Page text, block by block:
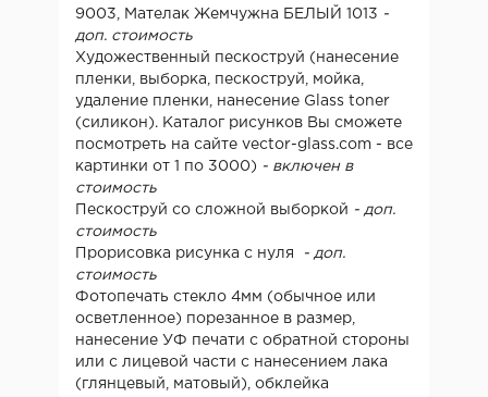
9003, Мателак Жемчужна БЕЛЫЙ 1013 -
доп. стоимость
Художественный пескоструй (нанесение
пленки, выборка, пескоструй, мойка,
удаление пленки, нанесение Glass toner
(силикон). Каталог рисунков Вы сможете
посмотреть на сайте vector-glass.com - все
картинки от 1 по 3000) - включен в
стоимость
Пескоструй со сложной выборкой - доп.
стоимость
Прорисовка рисунка с нуля
- доп.
стоимость
Фотопечать стекло 4мм (обычное или
осветленное) порезанное в размер,
нанесение УФ печати с обратной стороны
или с лицевой части с нанесением лака
(глянцевый, матовый), обклейка